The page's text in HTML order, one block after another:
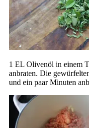
1 EL Olivenöl in einem
anbraten. Die
und ein paar Minuten